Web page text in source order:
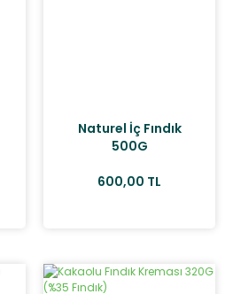
Naturel İç Fındık
500G
600,00 TL